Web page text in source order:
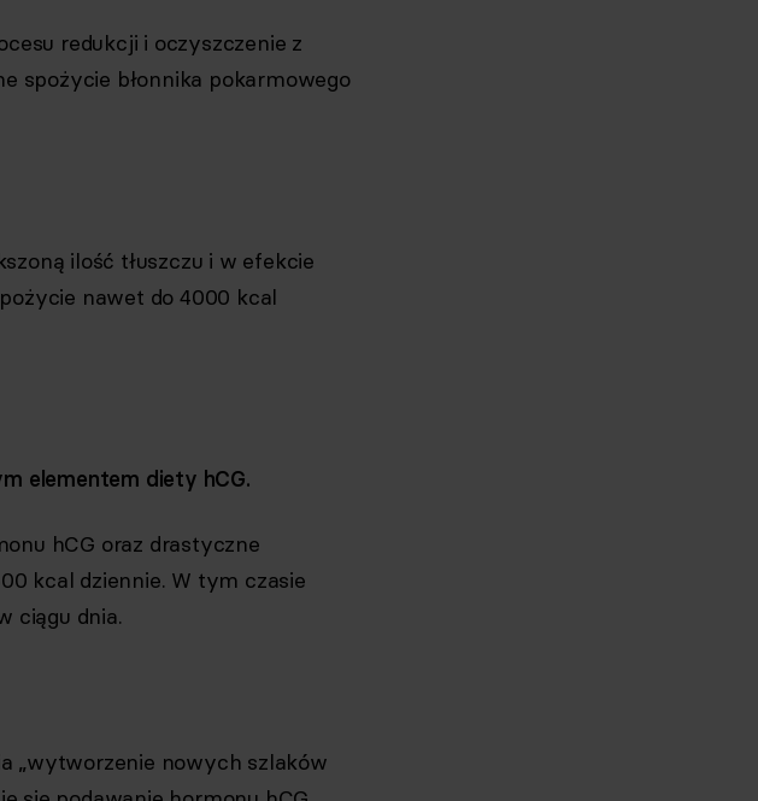
redukcji i oczyszczenie z
spożycie błonnika pokarmowego
ilość tłuszczu i w efekcie
nawet do 4000 kcal
elementem diety hCG.
hCG oraz drastyczne
kcal dziennie. W tym czasie
ciągu dnia.
„wytworzenie nowych szlaków